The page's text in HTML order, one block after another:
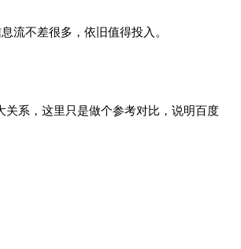
流不差很多，依旧值得投入。
系，这里只是做个参考对比，说明百度